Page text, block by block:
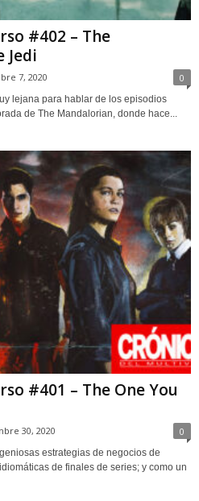
#402 – The
Jedi
7, 2020 0
lejana para hablar de los episodios
de The Mandalorian, donde hace...
#401 – The One You
30, 2020 0
estrategias de negocios de
de finales de series; y como un